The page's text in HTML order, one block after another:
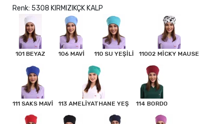
Renk: 5308 KIRMIZIKÇK KALP
101 BEYAZ 106 MAVİ 110 SU YEŞİLİ 11002 MİCKY MAUSE
111 SAKS MAVİ 113 AMELİYATHANE YEŞ 114 BORDO